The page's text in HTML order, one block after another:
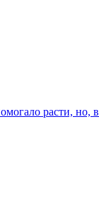
расти, но,